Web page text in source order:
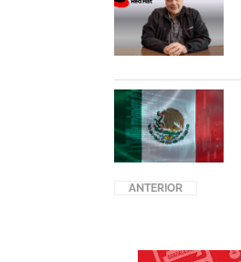
ANTERIOR